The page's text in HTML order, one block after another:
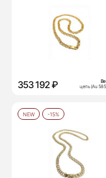
353 192 ₽
цепь (Au
NEW -15%